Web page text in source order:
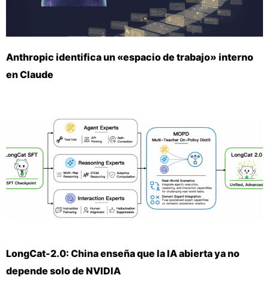
Anthropic identifica un «espacio de trabajo» interno
en Claude
LongCat-2.0: China enseña que la IA abierta ya no
depende solo de NVIDIA